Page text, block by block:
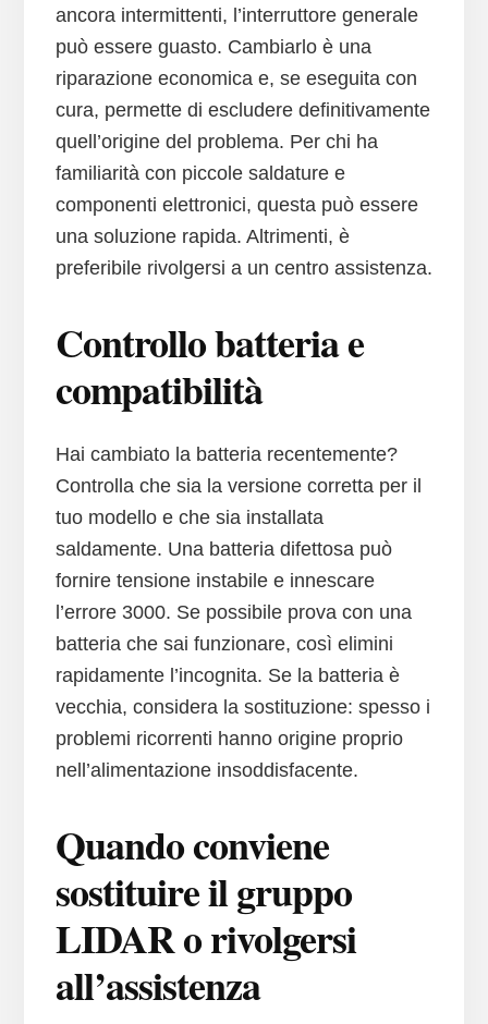
ancora intermittenti, l’interruttore generale
può essere guasto. Cambiarlo è una
riparazione economica e, se eseguita con
cura, permette di escludere definitivamente
quell’origine del problema. Per chi ha
familiarità con piccole saldature e
componenti elettronici, questa può essere
una soluzione rapida. Altrimenti, è
preferibile rivolgersi a un centro assistenza.
Controllo batteria e
compatibilità
Hai cambiato la batteria recentemente?
Controlla che sia la versione corretta per il
tuo modello e che sia installata
saldamente. Una batteria difettosa può
fornire tensione instabile e innescare
l’errore 3000. Se possibile prova con una
batteria che sai funzionare, così elimini
rapidamente l’incognita. Se la batteria è
vecchia, considera la sostituzione: spesso i
problemi ricorrenti hanno origine proprio
nell’alimentazione insoddisfacente.
Quando conviene
sostituire il gruppo
LIDAR o rivolgersi
all’assistenza